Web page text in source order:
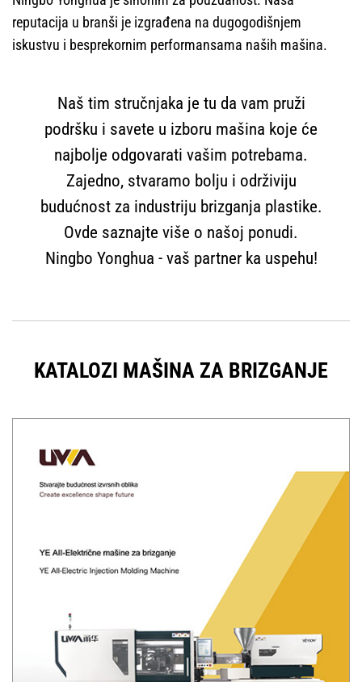
reputacija u branši je izgrađena na dugogodišnjem
iskustvu i besprekornim performansama naših mašina.
Naš tim stručnjaka je tu da vam pruži
podršku i savete u izboru mašina koje će
najbolje odgovarati vašim potrebama.
Zajedno, stvaramo bolju i održiviju
budućnost za industriju brizganja plastike.
Ovde saznajte više o našoj ponudi.
Ningbo Yonghua - vaš partner ka uspehu!
KATALOZI MAŠINA ZA BRIZGANJE